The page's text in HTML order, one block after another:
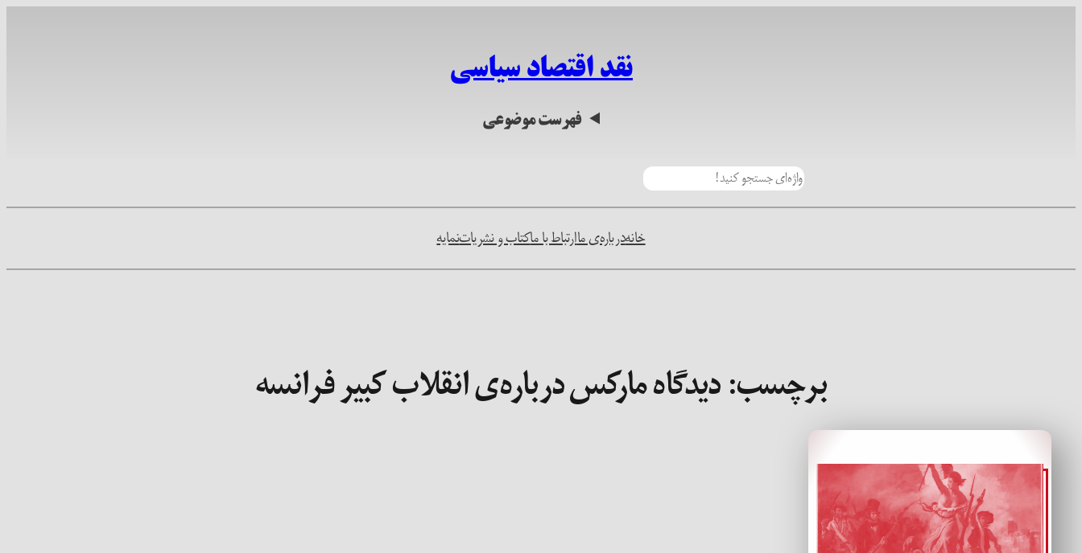
نقد اقتصاد سیاسی
فهرست موضوعی
خانهدرباره‌ی ماارتباط با ماکتاب و نشریاتنمایه
برچسب:دیدگاه مارکس درباره‌ی انقلاب کبیر فرانسه